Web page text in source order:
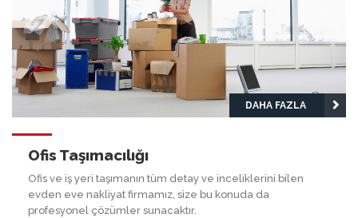
DAHA FAZLA
Ofis Taşımacılığı
Ofis ve iş yeri taşımanın tüm detay ve inceliklerini bilen
evden eve nakliyat firmamız, size bu konuda da
profesyonel çözümler sunacaktır.